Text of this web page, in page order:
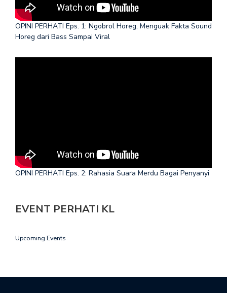
OPINI PERHATI Eps. 1: Ngobrol Horeg, Menguak Fakta Sound
Horeg dari Bass Sampai Viral
OPINI PERHATI Eps. 2: Rahasia Suara Merdu Bagai Penyanyi
EVENT PERHATI KL
Upcoming Events